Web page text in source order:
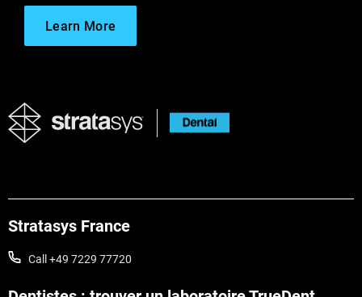
Learn More
Stratasys France
Call +49 7229 77720